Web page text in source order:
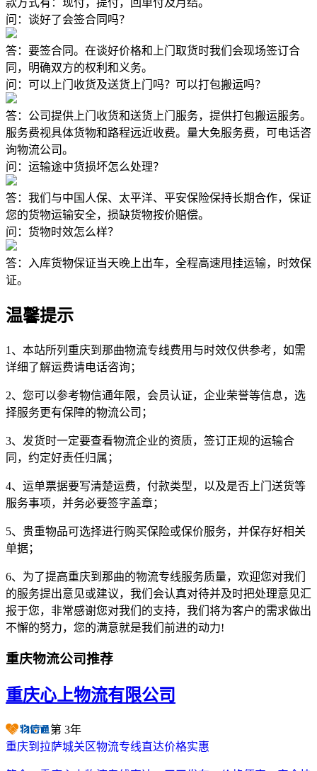
问：谈好了会签合同吗？
答：要签合同。在谈好价格和上门取货时我们会现场签订合
同，明确双方的权利和义务。
问：可以上门收货及送货上门吗？可以打包搬运吗？
答：公司提供上门收货和送货上门服务，提供打包搬运服务。
服务费视具体货物和路程远近收费。量大免服务费，可电话咨
询物流公司。
问：运输途中货损坏怎么处理？
答：我们与中国人保、太平洋、平安保险保持长期合作，保证
您的货物运输安全，损缺货物按价赔偿。
问：货物时效怎么样？
答：入库货物保证当天晚上出车，全程高速甩挂运输，时效保
证。
温馨提示
1、本站所列重庆到那曲物流专线费用与时效仅供参考，如需
详细了解运费请电话咨询；
2、您可以参考物信通年限，会员认证，企业荣誉等信息，选
择服务更有保障的物流公司；
3、发货时一定要查看物流企业的资质，签订正规的运输合
同，约定好责任归属；
4、运单票据要写清楚运费，付款类型，以及是否上门送货等
服务事项，并务必要签字盖章；
5、贵重物品可选择进行购买保险或保价服务，并保存好相关
单据；
6、为了提高重庆到那曲的物流专线服务质量，欢迎您对我们
的服务提出意见或建议，我们会认真对待并及时把处理意见汇
报于您，非常感谢您对我们的支持，我们将为客户的需求做出
不懈的努力，您的满意就是我们前进的动力!
重庆物流公司推荐
重庆心上物流有限公司
第 3年
重庆到拉萨城关区物流专线直达价格实惠